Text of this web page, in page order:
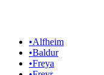
•Alfheim
•Baldur
•Freya